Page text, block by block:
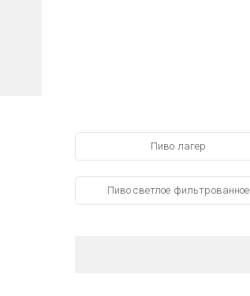
Пиво лагер
Пиво светлое фильтрованное